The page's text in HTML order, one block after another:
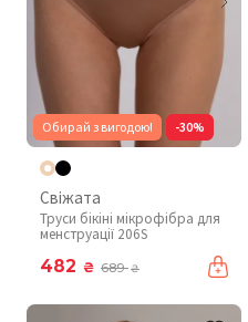
Обирай з вигодою! -30%
Свіжата
Труси бікіні мікрофібра для
менструації 206S
482 ₴ 689₴